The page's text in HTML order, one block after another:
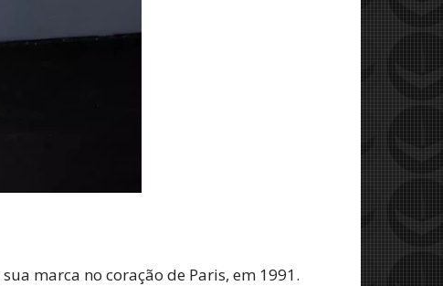
marca no coração de Paris, em 1991.